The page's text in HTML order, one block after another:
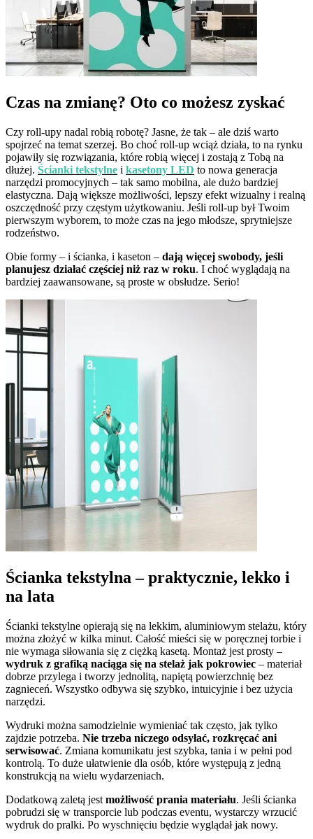
Czas na zmianę? Oto co możesz zyskać
Czy roll-upy nadal robią robotę? Jasne, że tak – ale dziś warto
spojrzeć na temat szerzej. Bo choć roll-up wciąż działa, to na rynku
pojawiły się rozwiązania, które robią więcej i zostają z Tobą na
dłużej. Ścianki tekstylne i kasetony LED to nowa generacja
narzędzi promocyjnych – tak samo mobilna, ale dużo bardziej
elastyczna. Dają większe możliwości, lepszy efekt wizualny i realną
oszczędność przy częstym użytkowaniu. Jeśli roll-up był Twoim
pierwszym wyborem, to może czas na jego młodsze, sprytniejsze
rodzeństwo.
Obie formy – i ścianka, i kaseton – dają więcej swobody, jeśli
planujesz działać częściej niż raz w roku. I choć wyglądają na
bardziej zaawansowane, są proste w obsłudze. Serio!
Ścianka tekstylna – praktycznie, lekko i
na lata
Ścianki tekstylne opierają się na lekkim, aluminiowym stelażu, który
można złożyć w kilka minut. Całość mieści się w poręcznej torbie i
nie wymaga siłowania się z ciężką kasetą. Montaż jest prosty –
wydruk z grafiką naciąga się na stelaż jak pokrowiec – materiał
dobrze przylega i tworzy jednolitą, napiętą powierzchnię bez
zagnieceń. Wszystko odbywa się szybko, intuicyjnie i bez użycia
narzędzi.
Wydruki można samodzielnie wymieniać tak często, jak tylko
zajdzie potrzeba. Nie trzeba niczego odsyłać, rozkręcać ani
serwisować. Zmiana komunikatu jest szybka, tania i w pełni pod
kontrolą. To duże ułatwienie dla osób, które występują z jedną
konstrukcją na wielu wydarzeniach.
Dodatkową zaletą jest możliwość prania materiału. Jeśli ścianka
pobrudzi się w transporcie lub podczas eventu, wystarczy wrzucić
wydruk do pralki. Po wyschnięciu będzie wyglądał jak nowy.